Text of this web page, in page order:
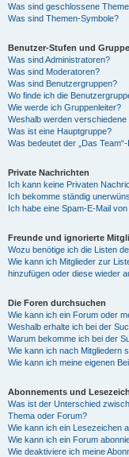
Was sind geschlossene
Was sind Themen-Symbole?
Benutzer-Stufen und
Was sind Administratoren?
Was sind Moderatoren?
Was sind Benutzergruppen?
Wo finde ich die
Wie werde ich Gruppenleiter?
Weshalb werden
Was ist eine Hauptgruppe?
Was bedeutet der „Das
Private Nachrichten
Ich kann keine Privaten
Ich bekomme ständig
Ich habe eine Spam-E-Mail
Freunde und ignorierte
Wozu benötige ich die Listen
Wie kann ich Mitglieder zur
hinzufügen oder diese wieder
Die Foren durchsuchen
Wie kann ich ein Forum oder
Weshalb erhalte ich bei der
Warum bekomme ich bei der
Wie kann ich nach Mitgliedern
Wie kann ich meine eigenen
Abonnements und
Was ist der Unterschied
Thema oder Forum?
Wie kann ich ein Lesezeichen
Wie kann ich ein Forum
Wie deaktiviere ich meine